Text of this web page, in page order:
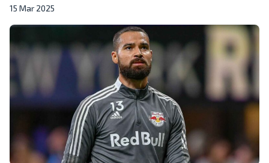
15 Mar 2025